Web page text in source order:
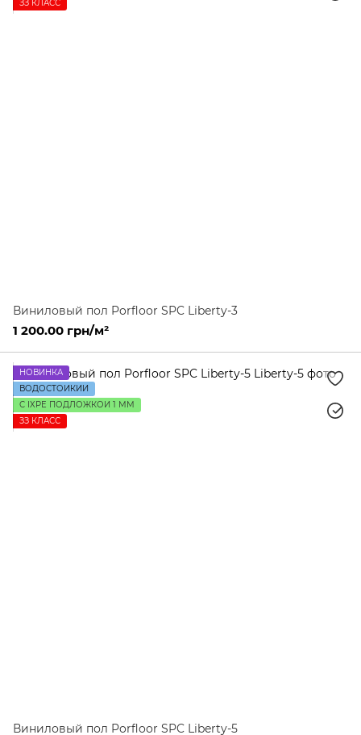
ЗЗ КЛАСС
Виниловый пол Porfloor SPC Liberty-3
1 200.00 грн/м²
НОВИНКА
ВОДОСТОЙКИЙ
С IXPE ПОДЛОЖКОЙ 1 ММ
ЗЗ КЛАСС
Виниловый пол Porfloor SPC Liberty-5